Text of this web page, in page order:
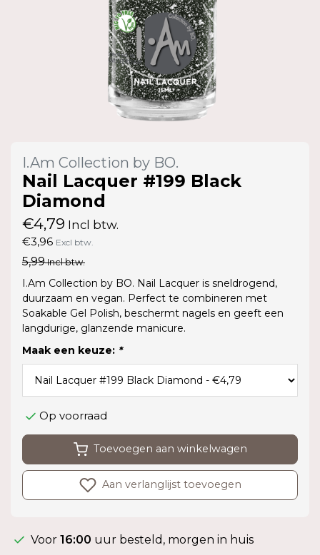
I.Am Collection by BO.
Nail Lacquer #199 Black
Diamond
€4,79 Incl btw.
€3,96 Excl btw.
5,99Incl btw.
I.Am Collection by BO. Nail Lacquer is sneldrogend,
duurzaam en vegan. Perfect te combineren met
Soakable Gel Polish, beschermt nagels en geeft een
langdurige, glanzende manicure.
Maak een keuze: *
Op voorraad
Toevoegen aan winkelwagen
Aan verlanglijst toevoegen
Voor 16:00 uur besteld, morgen in huis